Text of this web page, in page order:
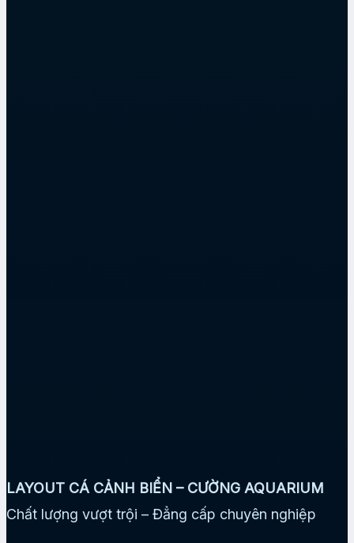
LAYOUT CÁ CẢNH BIỂN – CƯỜNG AQUARIUM
Chất lượng vượt trội – Đẳng cấp chuyên nghiệp